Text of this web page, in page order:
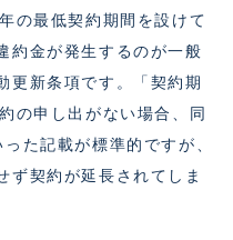
の最低契約期間を設けて
約金が発生するのが一般
更新条項です。「契約期
の申し出がない場合、同
た記載が標準的ですが、
ず契約が延長されてしま